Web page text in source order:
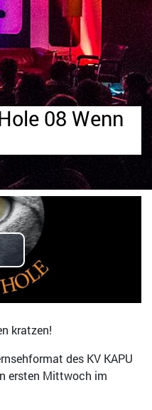
08 Wenn
kratzen!
des KV KAPU
ersten Mittwoch im